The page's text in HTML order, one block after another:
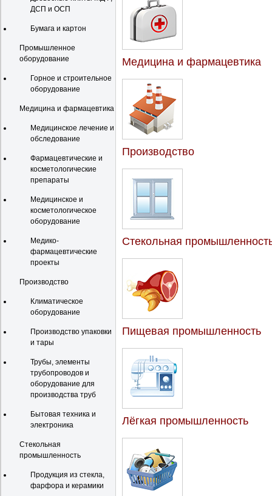
ДСП и ОСП
Бумага и картон
Промышленное
оборудование
Горное и строительное
оборудование
Медицина и фармацевтика
Медицинское лечение и
обследование
Фармацевтические и
косметологические
препараты
Медицинское и
косметологическое
оборудование
Медико-
фармацевтические
проекты
Производство
Климатическое
оборудование
Производство упаковки
и тары
Трубы, элементы
трубопроводов и
оборудование для
производства труб
Бытовая техника и
электроника
Стекольная
промышленность
Продукция из стекла,
фарфора и керамики
Медицина и фармацевтика
Производство
Стекольная
Пищевая промышленность
Лёгкая промышленность